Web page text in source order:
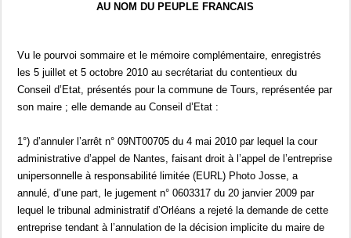
AU NOM DU PEUPLE FRANCAIS
Vu le pourvoi sommaire et le mémoire complémentaire, enregistrés
les 5 juillet et 5 octobre 2010 au secrétariat du contentieux du
Conseil d’Etat, présentés pour la commune de Tours, représentée par
son maire ; elle demande au Conseil d’Etat :
1°) d’annuler l’arrêt n° 09NT00705 du 4 mai 2010 par lequel la cour
administrative d’appel de Nantes, faisant droit à l’appel de l’entreprise
unipersonnelle à responsabilité limitée (EURL) Photo Josse, a
annulé, d’une part, le jugement n° 0603317 du 20 janvier 2009 par
lequel le tribunal administratif d’Orléans a rejeté la demande de cette
entreprise tendant à l’annulation de la décision implicite du maire de